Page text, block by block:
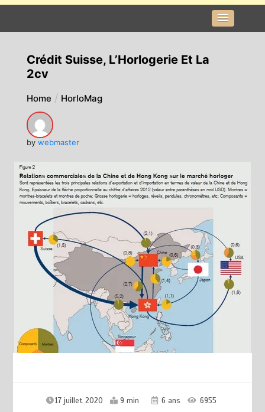
Crédit Suisse, L’Horlogerie Et La
2cv
Home HorloMag
by webmaster
17 juillet 2020 9 min 6 ans 6955